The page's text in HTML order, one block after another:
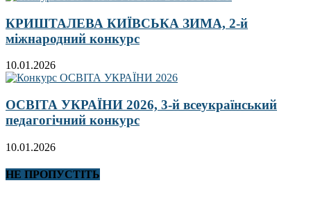
КРИШТАЛЕВА КИЇВСЬКА ЗИМА, 2-й
міжнародний конкурс
10.01.2026
ОСВІТА УКРАЇНИ 2026, 3-й всеукраїнський
педагогічний конкурс
10.01.2026
НЕ ПРОПУСТІТЬ